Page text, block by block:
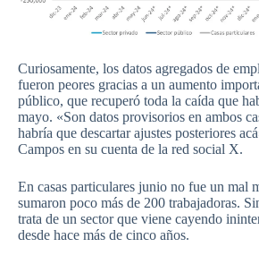
Curiosamente, los datos agregados de
fueron peores gracias a un aumento
público, que recuperó toda la caída que
mayo. «Son datos provisorios en ambos
habría que descartar ajustes posteriores
Campos en su cuenta de la red social X.
En casas particulares junio no fue un mal
sumaron poco más de 200 trabajadoras.
trata de un sector que viene cayendo
desde hace más de cinco años.